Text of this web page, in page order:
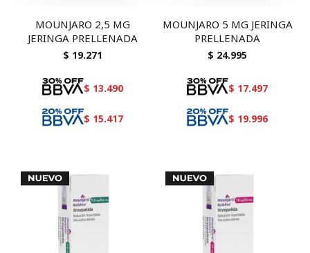
MOUNJARO 2,5 MG
JERINGA PRELLENADA
$ 19.271
$ 13.490
$ 15.417
MOUNJARO 5 MG JERINGA
PRELLENADA
$ 24.995
$ 17.497
$ 19.996